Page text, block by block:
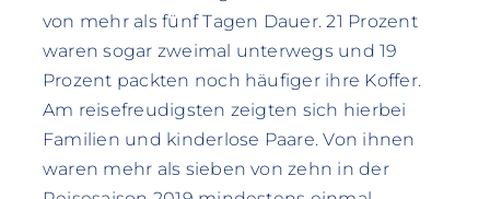
von mehr als fünf Tagen Dauer. 21 Prozent
waren sogar zweimal unterwegs und 19
Prozent packten noch häufiger ihre Koffer.
Am reisefreudigsten zeigten sich hierbei
Familien und kinderlose Paare. Von ihnen
waren mehr als sieben von zehn in der